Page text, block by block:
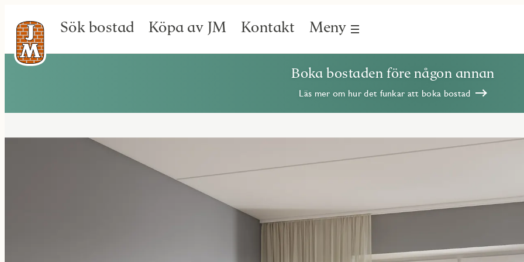
Sök bostad Köpa av JM Kontakt Meny
Boka bostaden före någon annan
Läs mer om hur det funkar att boka bostad